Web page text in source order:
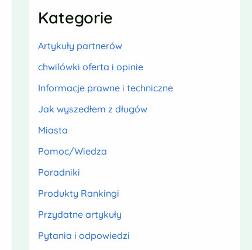
Kategorie
Artykuły partnerów
chwilówki oferta i opinie
Informacje prawne i techniczne
Jak wyszedłem z długów
Miasta
Pomoc/Wiedza
Poradniki
Produkty Rankingi
Przydatne artykuły
Pytania i odpowiedzi